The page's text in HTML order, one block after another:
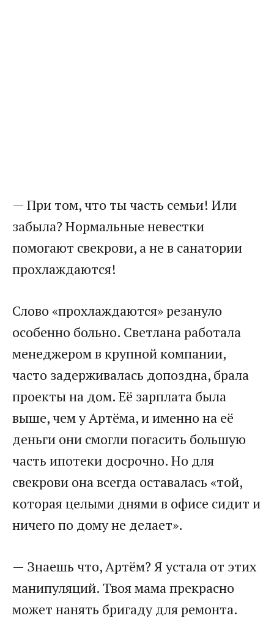
— При том, что ты часть семьи! Или
забыла? Нормальные невестки
помогают свекрови, а не в санатории
прохлаждаются!
Слово «прохлаждаются» резануло
особенно больно. Светлана работала
менеджером в крупной компании,
часто задерживалась допоздна, брала
проекты на дом. Её зарплата была
выше, чем у Артёма, и именно на её
деньги они смогли погасить большую
часть ипотеки досрочно. Но для
свекрови она всегда оставалась «той,
которая целыми днями в офисе сидит и
ничего по дому не делает».
— Знаешь что, Артём? Я устала от этих
манипуляций. Твоя мама прекрасно
может нанять бригаду для ремонта.